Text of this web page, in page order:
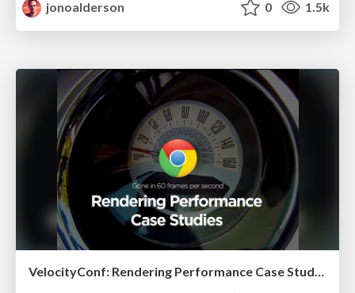
jonoalderson
0 1.5k
VelocityConf: Rendering Performance Case Studies